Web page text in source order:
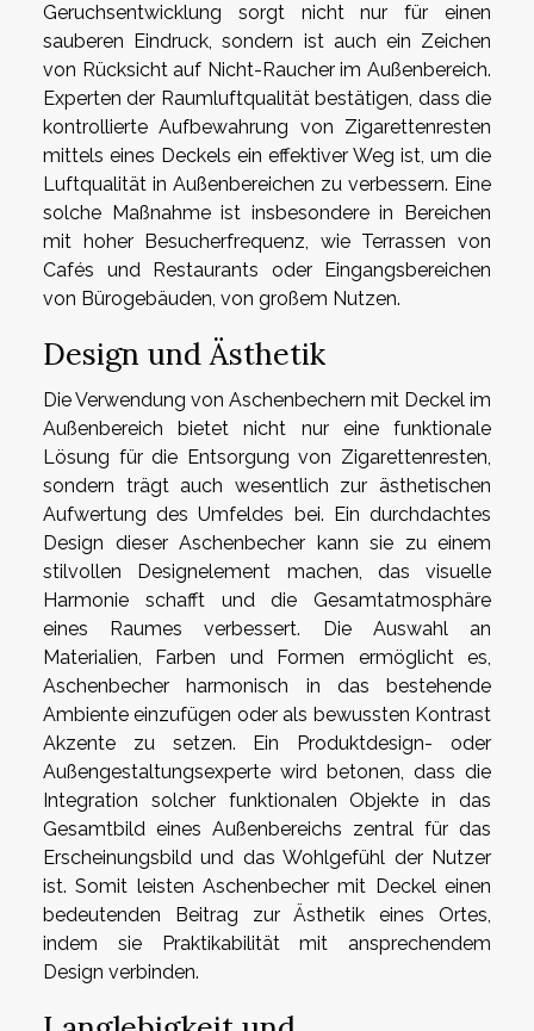
Geruchsentwicklung sorgt nicht nur für einen
sauberen Eindruck, sondern ist auch ein Zeichen
von Rücksicht auf Nicht-Raucher im Außenbereich.
Experten der Raumluftqualität bestätigen, dass die
kontrollierte Aufbewahrung von Zigarettenresten
mittels eines Deckels ein effektiver Weg ist, um die
Luftqualität in Außenbereichen zu verbessern. Eine
solche Maßnahme ist insbesondere in Bereichen
mit hoher Besucherfrequenz, wie Terrassen von
Cafés und Restaurants oder Eingangsbereichen
von Bürogebäuden, von großem Nutzen.
Design und Ästhetik
Die Verwendung von Aschenbechern mit Deckel im
Außenbereich bietet nicht nur eine funktionale
Lösung für die Entsorgung von Zigarettenresten,
sondern trägt auch wesentlich zur ästhetischen
Aufwertung des Umfeldes bei. Ein durchdachtes
Design dieser Aschenbecher kann sie zu einem
stilvollen Designelement machen, das visuelle
Harmonie schafft und die Gesamtatmosphäre
eines Raumes verbessert. Die Auswahl an
Materialien, Farben und Formen ermöglicht es,
Aschenbecher harmonisch in das bestehende
Ambiente einzufügen oder als bewussten Kontrast
Akzente zu setzen. Ein Produktdesign- oder
Außengestaltungsexperte wird betonen, dass die
Integration solcher funktionalen Objekte in das
Gesamtbild eines Außenbereichs zentral für das
Erscheinungsbild und das Wohlgefühl der Nutzer
ist. Somit leisten Aschenbecher mit Deckel einen
bedeutenden Beitrag zur Ästhetik eines Ortes,
indem sie Praktikabilität mit ansprechendem
Design verbinden.